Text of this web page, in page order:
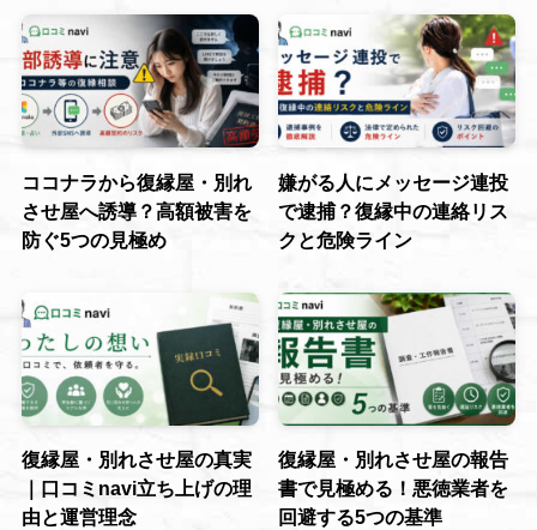
ココナラから復縁屋・別れ
させ屋へ誘導？高額被害を
防ぐ5つの見極め
嫌がる人にメッセージ連投
で逮捕？復縁中の連絡リス
クと危険ライン
復縁屋・別れさせ屋の真実
｜口コミnavi立ち上げの理
由と運営理念
復縁屋・別れさせ屋の報告
書で見極める！悪徳業者を
回避する5つの基準